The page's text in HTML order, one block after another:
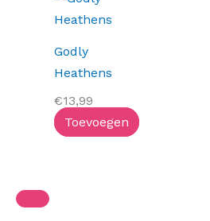
Godly
Heathens
€13,99
Toevoegen